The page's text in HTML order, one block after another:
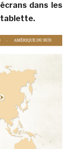
dans les
tablette.